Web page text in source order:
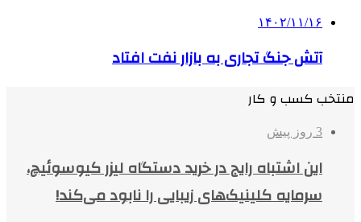
۱۴۰۲/۱۱/۱۶
آتش جنگ تجاری به بازار نفت افتاد
منتخب کسب و کار
3 روز پیش
این اشتباه رایج در خرید دستگاه لیزر کیوسوئیچ،
سرمایه کلینیک‌های زیبایی را نابود می‌کند!